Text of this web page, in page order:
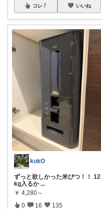
コレ いいね
kokO
ずっと欲しかった米びつ！！ 12
kg入るか ...
￥ 4,280～
0 16 135